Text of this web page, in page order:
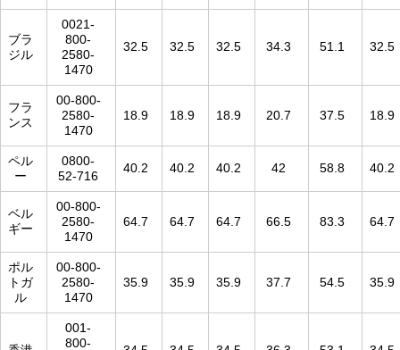
ブラ
ジル
0021-
800-
2580-
1470
32.5 32.5 32.5 34.3 51.1 32.5
フラ
ンス
00-800-
2580-
1470
18.9 18.9 18.9 20.7 37.5 18.9
ペル
ー
0800-
52-716
40.2 40.2 40.2 42 58.8 40.2
ベル
ギー
00-800-
2580-
1470
64.7 64.7 64.7 66.5 83.3 64.7
ポル
トガ
ル
00-800-
2580-
1470
35.9 35.9 35.9 37.7 54.5 35.9
001-
800-